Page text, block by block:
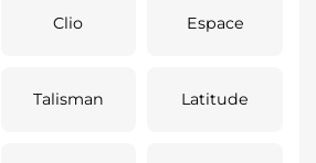
Clio Espace
Talisman Latitude